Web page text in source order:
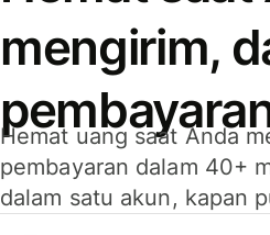
mengirim,
Hemat uang saat Anda
pembayaran dalam 40+
dalam satu akun, kapan